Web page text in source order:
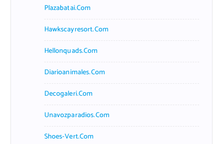
Plazabatai.com
Hawkscayresort.com
Hellonquads.com
Diarioanimales.com
Decogaleri.com
Unavozparadios.com
Shoes-Vert.com